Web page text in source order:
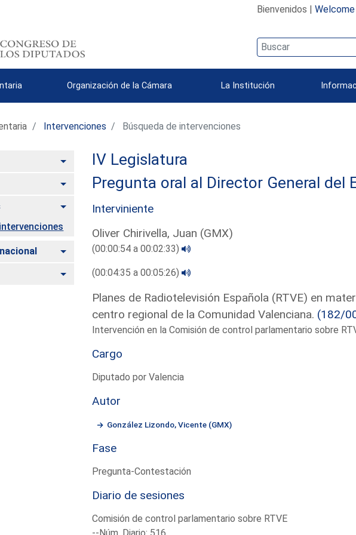
Bienvenidos | Welcome
Organización de la Cámara La Institución
Intervenciones Búsqueda de intervenciones
Alternar
Alternar
Alternar
Alternar
Alternar
IV Legislatura
Pregunta oral al Director General del
Interviniente
Oliver Chirivella, Juan (GMX)
(00:00:54 a 00:02:33)
(00:04:35 a 00:05:26)
Planes de Radiotelevisión Española (RTVE) en
centro regional de la Comunidad Valenciana. (182/
Intervención en la Comisión de control parlamentario sobre
Cargo
Diputado por Valencia
Autor
González Lizondo, Vicente (GMX)
Fase
Pregunta-Contestación
Diario de sesiones
Comisión de control parlamentario sobre RTVE
--Núm. Diario: 516